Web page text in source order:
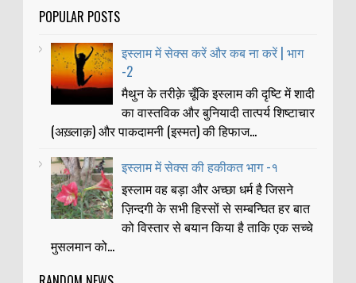
POPULAR POSTS
इस्लाम में सेक्स करें और कब ना करें | भाग
-2
मैथुन के तरीक़े चूँकि इस्लाम की दृष्टि में शादी
का वास्तविक और बुनियादी तात्पर्य शिष्टाचार
(अख़्लाक़) और पाकदामनी (इस्मत) की हिफाज...
इस्लाम में सेक्स की हकीकत भाग -१
इस्लाम वह बड़ा और अच्छा धर्म है जिसने
ज़िन्दगी के सभी हिस्सों से सम्बन्घित हर बात
को विस्तार से बयान किया है ताकि एक सच्चे
मुसलमान को...